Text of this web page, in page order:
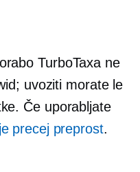
TurboTaxa ne
uvoziti morate le
Če uporabljate
precej preprost.